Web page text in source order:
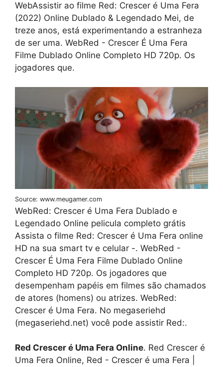
WebAssistir ao filme Red: Crescer é Uma Fera
(2022) Online Dublado & Legendado Mei, de
treze anos, está experimentando a estranheza
de ser uma. WebRed - Crescer É Uma Fera
Filme Dublado Online Completo HD 720p. Os
jogadores que.
Source: www.meugamer.com
WebRed: Crescer é Uma Fera Dublado e
Legendado Online pelicula completo grátis
Assista o filme Red: Crescer é Uma Fera online
HD na sua smart tv e celular -. WebRed -
Crescer É Uma Fera Filme Dublado Online
Completo HD 720p. Os jogadores que
desempenham papéis em filmes são chamados
de atores (homens) ou atrizes. WebRed:
Crescer é Uma Fera. No megaseriehd
(megaseriehd.net) você pode assistir Red:.
Red Crescer é Uma Fera Online. Red Crescer é
Uma Fera Online, Red - Crescer é uma Fera |